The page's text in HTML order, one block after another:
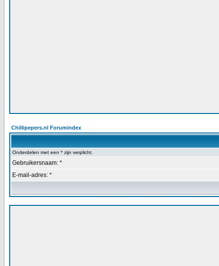
Chillipepers.nl Forumindex
Onderdelen met een * zijn verplicht.
Gebruikersnaam: *
E-mail-adres: *